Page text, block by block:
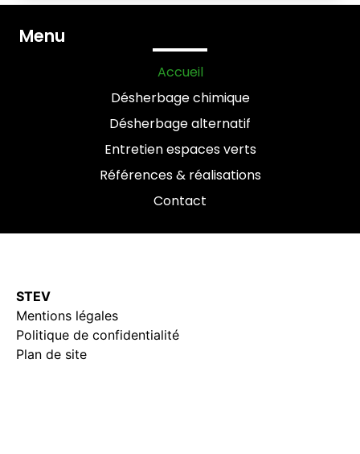
Menu
Accueil
Désherbage chimique
Désherbage alternatif
Entretien espaces verts
Références & réalisations
Contact
STEV
Mentions légales
Politique de confidentialité
Plan de site